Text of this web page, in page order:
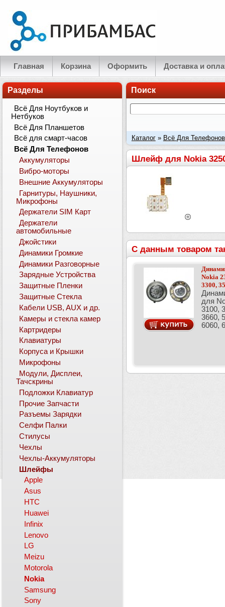
Главная Корзина Оформить Доставка и
Поиск
Каталог» Всё Для Телефонов
Шлейф для Nokia
С данным товаром
Nokia
3300,
для
3100,
3660,
6060,
Разделы
Всё Для Ноутбуков и
Нетбуков
Всё Для Планшетов
Всё для смарт-часов
Всё Для Телефонов
Аккумуляторы
Вибро-моторы
Внешние Аккумуляторы
Гарнитуры, Наушники,
Микрофоны
Держатели SIM Карт
Держатели
автомобильные
Джойстики
Динамики Громкие
Динамики Разговорные
Зарядные Устройства
Защитные Пленки
Защитные Стекла
Кабели USB, AUX и др.
Камеры и стекла камер
Картридеры
Клавиатуры
Корпуса и Крышки
Микрофоны
Модули, Дисплеи,
Тачскрины
Подложки Клавиатур
Прочие Запчасти
Разъемы Зарядки
Селфи Палки
Стилусы
Чехлы
Чехлы-Аккумуляторы
Шлейфы
Apple
Asus
HTC
Huawei
Infinix
Lenovo
LG
Meizu
Motorola
Nokia
Samsung
Sony